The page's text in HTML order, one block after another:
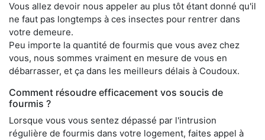
Vous allez devoir nous appeler au plus tôt étant donné qu'il
ne faut pas longtemps à ces insectes pour rentrer dans
votre demeure.
Peu importe la quantité de fourmis que vous avez chez
vous, nous sommes vraiment en mesure de vous en
débarrasser, et ça dans les meilleurs délais à Coudoux.
Comment résoudre efficacement vos soucis de
fourmis ?
Lorsque vous vous sentez dépassé par l'intrusion
régulière de fourmis dans votre logement, faites appel à